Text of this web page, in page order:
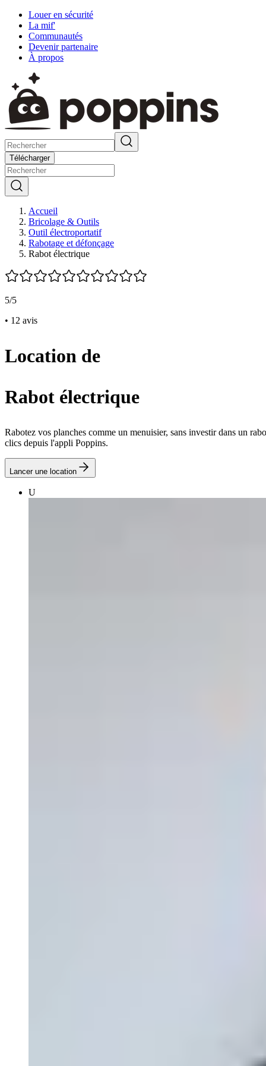
Louer en sécurité
La mif'
Communautés
Devenir partenaire
À propos
Télécharger
Accueil
Bricolage & Outils
Outil électroportatif
Rabotage et défonçage
Rabot électrique
5/5
• 12 avis
Location de
Rabot électrique
Rabotez vos planches comme un menuisier, sans investir dans un
clics depuis l'appli Poppins.
Lancer une location
U